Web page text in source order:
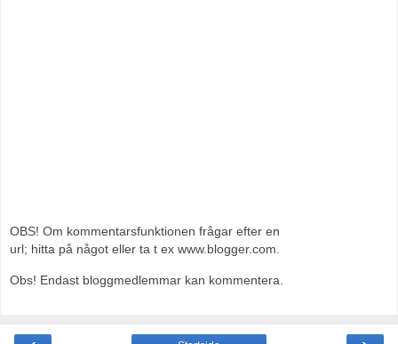
OBS! Om kommentarsfunktionen frågar efter en
url; hitta på något eller ta t ex www.blogger.com.
Obs! Endast bloggmedlemmar kan kommentera.